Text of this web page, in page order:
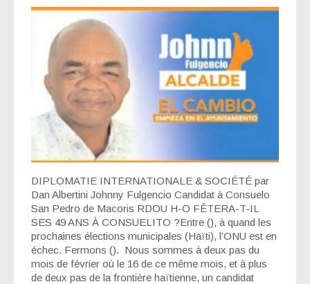
DIPLOMATIE INTERNATIONALE & SOCIÉTÉ par
Dan Albertini Johnny Fulgencio Candidat à Consuelo
San Pedro de Macoris RDOU H-O FÊTERA-T-IL
SES 49 ANS À CONSUELITO ?Entre (), à quand les
prochaines élections municipales (Haïti), l’ONU est en
échec. Fermons (). Nous sommes à deux pas du
mois de février où le 16 de ce même mois, et à plus
de deux pas de la frontière haïtienne, un candidat